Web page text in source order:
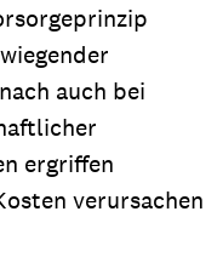
auch bei
ergriffen
verursachen